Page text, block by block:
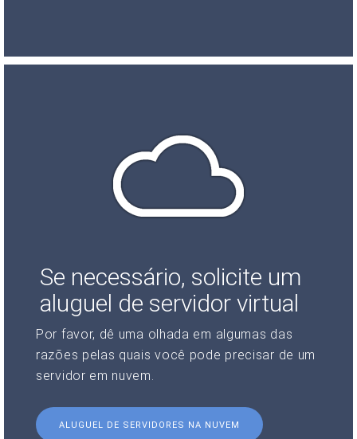
Se necessário, solicite um
aluguel de servidor virtual
Por favor, dê uma olhada em algumas das
razões pelas quais você pode precisar de um
servidor em nuvem.
ALUGUEL DE SERVIDORES NA NUVEM